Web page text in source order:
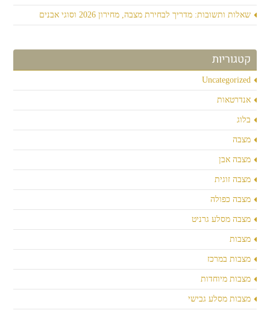
שאלות ותשובות: מדריך לבחירת מצבה, מחירון 2026 וסוגי אבנים
קטגוריות
Uncategorized
אנדרטאות
בלוג
מצבה
מצבה אבן
מצבה זוגית
מצבה כפולה
מצבה מסלע גרניט
מצבות
מצבות במרכז
מצבות מיוחדות
מצבות מסלע גבישי